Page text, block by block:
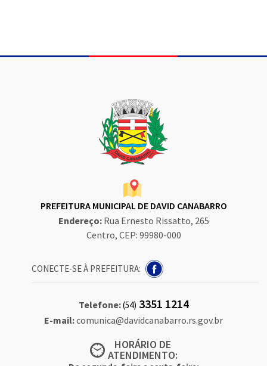
PREFEITURA MUNICIPAL DE DAVID CANABARRO
Endereço: Rua Ernesto Rissatto, 265
Centro, CEP: 99980-000
CONECTE-SE À PREFEITURA:
Telefone:(54) 3351 1214
E-mail:comunica@davidcanabarro.rs.gov.br
HORÁRIO DE
ATENDIMENTO: